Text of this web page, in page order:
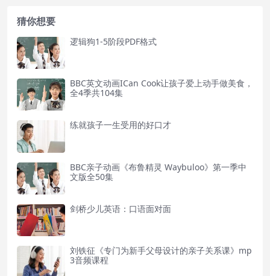
猜你想要
逻辑狗1-5阶段PDF格式
BBC英文动画ICan Cook让孩子爱上动手做美食，
全4季共104集
练就孩子一生受用的好口才
BBC亲子动画《布鲁精灵 Waybuloo》第一季中
文版全50集
剑桥少儿英语：口语面对面
刘铁征《专门为新手父母设计的亲子关系课》mp
3音频课程